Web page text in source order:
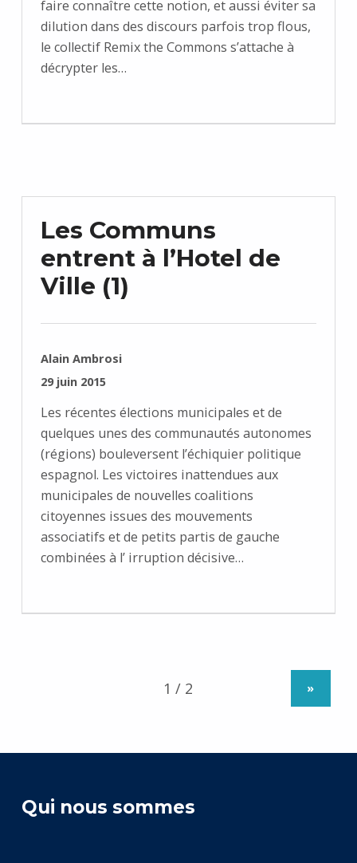
faire connaître cette notion, et aussi éviter sa
dilution dans des discours parfois trop flous,
le collectif Remix the Commons s’attache à
décrypter les…
Les Communs
entrent à l’Hotel de
Ville (1)
RÉDIGÉ PAR :
Alain Ambrosi
PUBLIÉ SUR :
29 juin 2015
Les récentes élections municipales et de
quelques unes des communautés autonomes
(régions) bouleversent l’échiquier politique
espagnol. Les victoires inattendues aux
municipales de nouvelles coalitions
citoyennes issues des mouvements
associatifs et de petits partis de gauche
combinées à l’ irruption décisive…
»
Qui nous sommes